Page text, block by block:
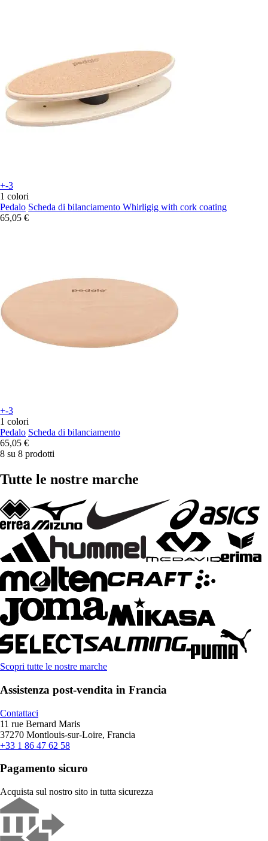
+-3
1 colori
Pedalo Scheda di bilanciamento Whirligig with cork coating
65,05 €
+-3
1 colori
Pedalo Scheda di bilanciamento
65,05 €
8 su 8 prodotti
Tutte le nostre marche
Scopri tutte le nostre marche
Assistenza post-vendita in Francia
Contattaci
11 rue Bernard Maris
37270 Montlouis-sur-Loire, Francia
+33 1 86 47 62 58
Pagamento sicuro
Acquista sul nostro sito in tutta sicurezza